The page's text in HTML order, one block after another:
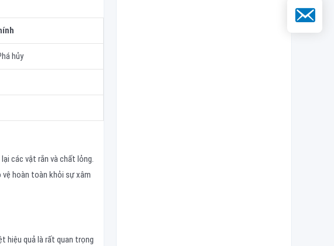
hủy
các vật rắn và chất lỏng.
hoàn toàn khỏi sự xâm
hiệu quả là rất quan trọng
Email